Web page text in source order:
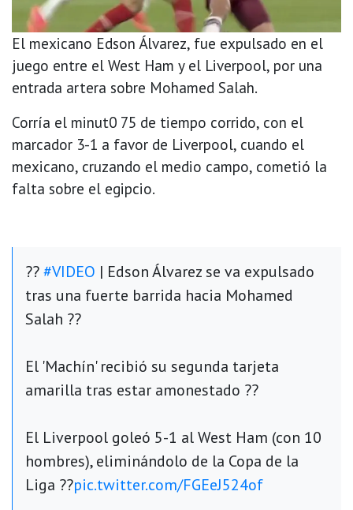
El mexicano Edson Álvarez, fue expulsado en el
juego entre el West Ham y el Liverpool, por una
entrada artera sobre Mohamed Salah.
Corría el minut0 75 de tiempo corrido, con el
marcador 3-1 a favor de Liverpool, cuando el
mexicano, cruzando el medio campo, cometió la
falta sobre el egipcio.
??#VIDEO | Edson Álvarez se va expulsado
tras una fuerte barrida hacia Mohamed
Salah ??
El 'Machín' recibió su segunda tarjeta
amarilla tras estar amonestado ??
El Liverpool goleó 5-1 al West Ham (con 10
hombres), eliminándolo de la Copa de la
Liga ??pic.twitter.com/FGEeJ524of